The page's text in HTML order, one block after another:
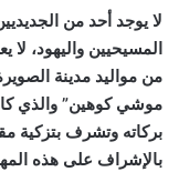
لا يوجد أحد من
المسيحيين واليهود، لا
موشي كوهين” والذي كان
بركاته وتشرف بتزكية